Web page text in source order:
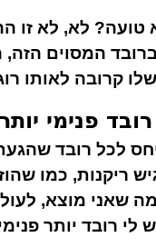
טועה? לא, לא
המסוים הזה,
קרובה לאותו
פנימי יותר
רובד שהגעתי
ריקנות, כמו
שאני מוצא,
רובד יותר